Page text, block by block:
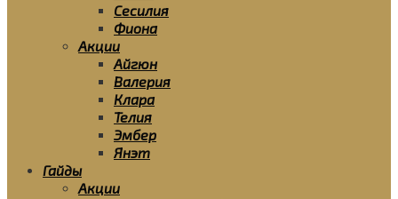
Сесилия
Фиона
Акции
Айгюн
Валерия
Клара
Телия
Эмбер
Янэт
Гайды
Акции